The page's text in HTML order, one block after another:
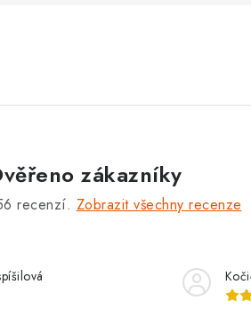
zákazníky
recenzí. Zobrazit všechny recenze